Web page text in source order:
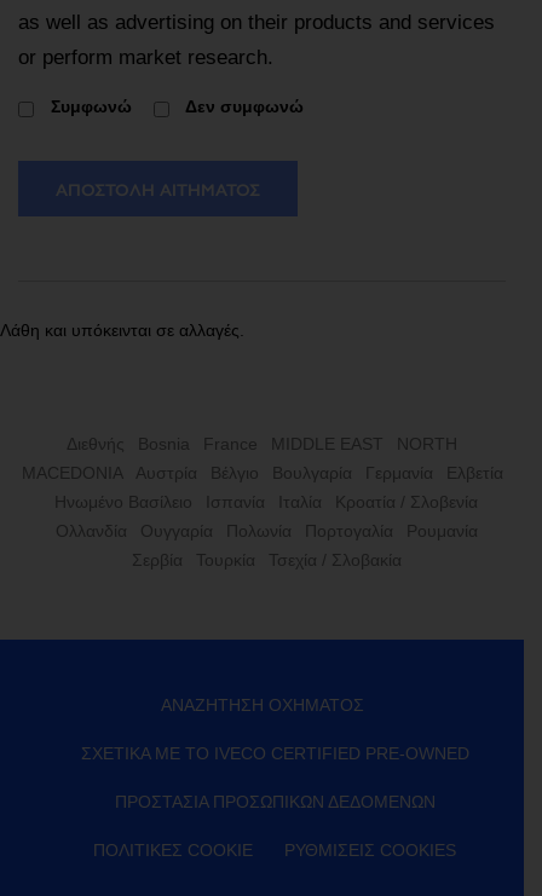
as well as advertising on their products and services
or perform market research.
Συμφωνώ Δεν συμφωνώ
ΑΠΟΣΤΟΛΉ ΑΙΤΉΜΑΤΟΣ
Λάθη και υπόκεινται σε αλλαγές.
Διεθνής Bosnia France MIDDLE EAST
NORTH
MACEDONIA
Αυστρία Βέλγιο Βουλγαρία Γερμανία
Ελβετία
Ηνωμένο Βασίλειο
Ισπανία Ιταλία
Κροατία / Σλοβενία
Ολλανδία
Ουγγαρία Πολωνία Πορτογαλία
Ρουμανία
Σερβία
Τουρκία Τσεχία / Σλοβακία
ΑΝΑΖΉΤΗΣΗ ΟΧΉΜΑΤΟΣ
ΣΧΕΤΙΚΆ ΜΕ ΤΟ IVECO CERTIFIED PRE-OWNED
ΠΡΟΣΤΑΣΊΑ ΠΡΟΣΩΠΙΚΏΝ ΔΕΔΟΜΈΝΩΝ
ΠΟΛΙΤΙΚΈΣ COOKIE ΡΥΘΜΊΣΕΙΣ COOKIES